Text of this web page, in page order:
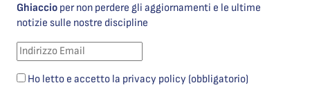
Ghiaccio per non perdere gli aggiornamenti e le ultime
notizie sulle nostre discipline
Ho letto e accetto la privacy policy (obbligatorio)